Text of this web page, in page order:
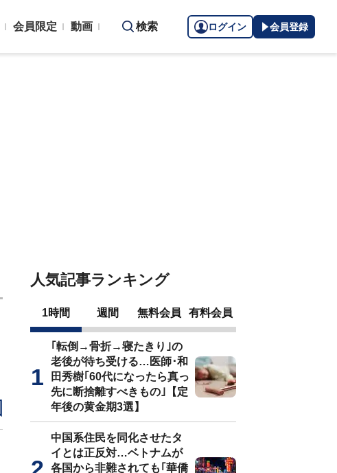
会員限定 動画 検索 ログイン 会員登録
人気記事ランキング
1時間 週間 無料会員 有料会員
｢転倒→骨折→寝たきり｣の
老後が待ち受ける…医師･和
田秀樹｢60代になったら真っ
先に断捨離すべきもの｣【定
年後の黄金期3選】
中国系住民を同化させたタ
イとは正反対…ベトナムが
各国から非難されても｢華僑